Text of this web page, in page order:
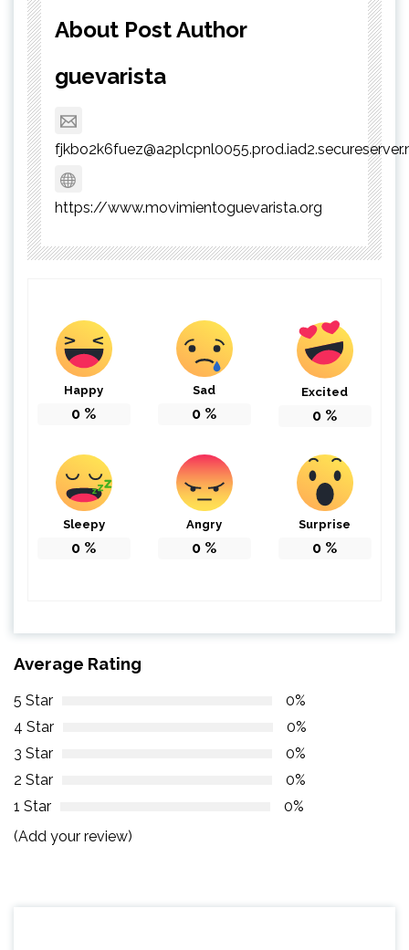
About Post Author
guevarista
https://www.movimientoguevarista.org
Happy
0 %
Sad
0 %
Excited
0 %
Sleepy
0 %
Angry
0 %
Surprise
0 %
Average Rating
5 Star
0%
4 Star
0%
3 Star
0%
2 Star
0%
1 Star
0%
(Add your review)